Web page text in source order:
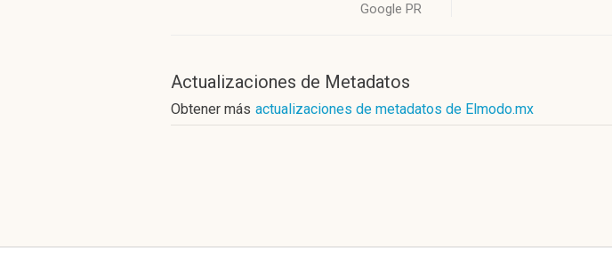
Google PR
Actualizaciones de Metadatos
Obtener más actualizaciones de metadatos de Elmodo.mx